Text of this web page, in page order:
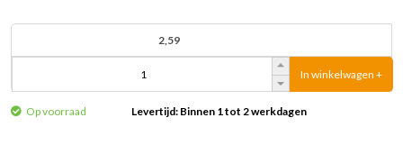
2,59
In winkelwagen +
Op voorraad Levertijd: Binnen 1 tot 2 werkdagen